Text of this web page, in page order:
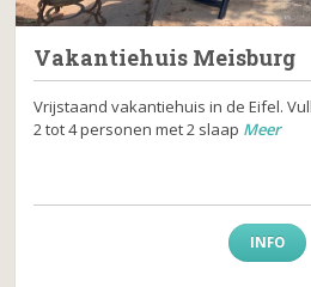
Vakantiehuis Meisburg
Vrijstaand vakantiehuis in de Eifel.
2 tot 4 personen met 2 slaap Meer
INFO